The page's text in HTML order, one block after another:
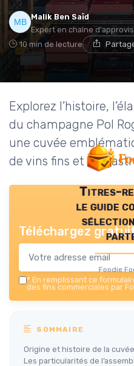
Malik Ben Saïd
Expert en chaîne
10 min de lecture
Explorez l’histoire,
du champagne Pol
une cuvée
de vins fins et de
Titres-
le guide
Foodie
Téléchargez
* En remplissant ce
des fins commerciales par
SOMMAIRE
Origine et histoire de la
Les particularités de